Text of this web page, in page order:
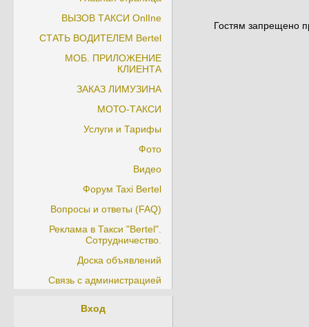
ВЫЗОВ ТАКСИ OnlIne
СТАТЬ ВОДИТЕЛЕМ Bertel
МОБ. ПРИЛОЖЕНИЕ
КЛИЕНТА
ЗАКАЗ ЛИМУЗИНА
МОТО-ТАКСИ
Услуги и Тарифы
Фото
Видео
Форум Taxi Bertel
Вопросы и ответы (FAQ)
Реклама в Такси "Bertel".
Сотрудничество.
Доска объявлений
Связь с администрацией
Вход
Гостям запрещено